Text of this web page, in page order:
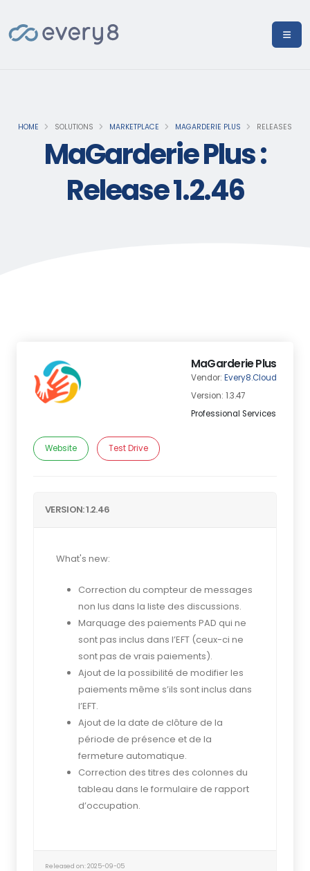
HOME SOLUTIONS MARKETPLACE MAGARDERIE PLUS RELEASES
MaGarderie Plus :
Release 1.2.46
MaGarderie Plus
Vendor: Every8.Cloud
Version: 1.3.47
Professional Services
Website Test Drive
VERSION: 1.2.46
What's new:
Correction du compteur de messages
non lus dans la liste des discussions.
Marquage des paiements PAD qui ne
sont pas inclus dans l’EFT (ceux-ci ne
sont pas de vrais paiements).
Ajout de la possibilité de modifier les
paiements même s’ils sont inclus dans
l’EFT.
Ajout de la date de clôture de la
période de présence et de la
fermeture automatique.
Correction des titres des colonnes du
tableau dans le formulaire de rapport
d’occupation.
Released on: 2025-09-05